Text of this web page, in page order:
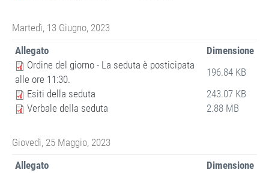
Martedì, 13 Giugno, 2023
Allegato
Dimensione
Ordine del giorno - La seduta è posticipata
alle ore 11:30.
196.84 KB
Esiti della seduta
243.07 KB
Verbale della seduta
2.88 MB
Giovedì, 25 Maggio, 2023
Allegato
Dimensione